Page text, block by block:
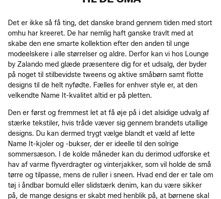
Det er ikke så få ting, det danske brand gennem tiden med stort
omhu har kreeret. De har nemlig haft ganske travlt med at
skabe den ene smarte kollektion efter den anden til unge
modeelskere i alle størrelser og aldre. Derfor kan vi hos Lounge
by Zalando med glæde præsentere dig for et udsalg, der byder
på noget til stilbevidste tweens og aktive småbørn samt flotte
designs til de helt nyfødte. Fælles for enhver style er, at den
velkendte Name It-kvalitet altid er på pletten.
Den er først og fremmest let at få øje på i det alsidige udvalg af
stærke tekstiler, hvis tråde væver sig gennem brandets utallige
designs. Du kan dermed trygt vælge blandt et væld af lette
Name It-kjoler og -bukser, der er ideelle til den solrige
sommersæson. I de kolde måneder kan du derimod udforske et
hav af varme flyverdragter og vinterjakker, som vil holde de små
tørre og tilpasse, mens de ruller i sneen. Hvad end der er tale om
tøj i åndbar bomuld eller slidstærk denim, kan du være sikker
på, de mange designs er skabt med henblik på, at børnene skal